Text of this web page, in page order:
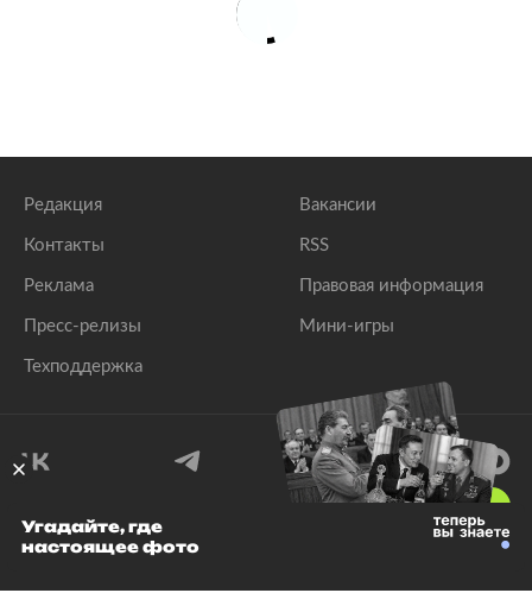
Редакция
Контакты
Реклама
Пресс-релизы
Техподдержка
Вакансии
RSS
Правовая информация
Мини-игры
© 1999–2026 Все права защищены.
Угадайте, где
настоящее фото